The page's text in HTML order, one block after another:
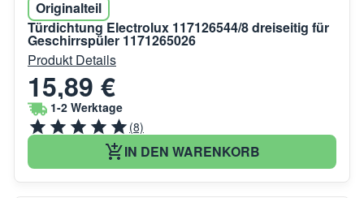
Originalteil
Türdichtung Electrolux 117126544/8 dreiseitig für
Geschirrspüler 1171265026
Produkt Details
15,89 €
1-2 Werktage
(8)
IN DEN WARENKORB